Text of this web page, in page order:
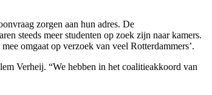
zorgen aan hun adres. De
steeds meer studenten op zoek zijn naar kamers.
omgaat op verzoek van veel Rotterdammers’.
Verheij. “We hebben in het coalitieakkoord van